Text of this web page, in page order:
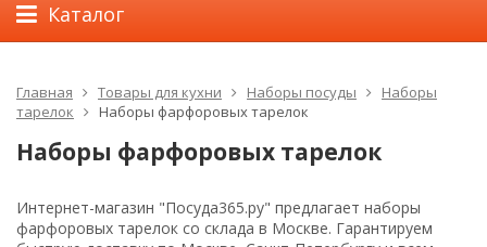
Каталог
Главная Товары для кухни Наборы посуды
Наборы
тарелок
Наборы фарфоровых тарелок
Наборы фарфоровых тарелок
Интернет-магазин "Посуда365.ру" предлагает наборы
фарфоровых тарелок со склада в Москве. Гарантируем